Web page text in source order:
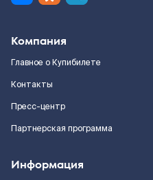
Компания
Главное о Купибилете
Контакты
Пресс-центр
Партнерская программа
Информация